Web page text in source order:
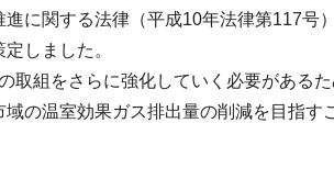
に関する法律（平成10年法律第117号
しました。
取組をさらに強化していく必要がある
の温室効果ガス排出量の削減を目指す